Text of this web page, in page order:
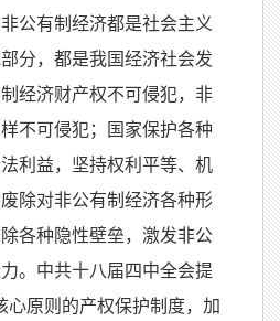
公有制经济都是社会主义
分，都是我国经济社会发
经济财产权不可侵犯，非
不可侵犯；国家保护各种
利益，坚持权利平等、机
除对非公有制经济各种形
各种隐性壁垒，激发非公
。中共十八届四中全会提
心原则的产权保护制度，加